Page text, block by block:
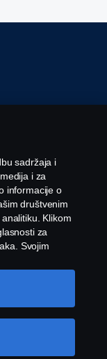
10250
sadržaja i
i za
informacije o
društvenim
Klikom
za
Svojim
prihvatiti. Za
Kolačiće,